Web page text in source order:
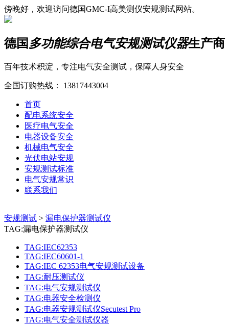
傍晚好，欢迎访问德国GMC-I高美测仪安规测试网站。
德国 多功能综合电气安规测试仪器生产商
百年技术积淀，专注电气安全测试，保障人身安全
全国订购热线： 13817443004
首页
配电系统安全
医疗电气安全
电器设备安全
机械电气安全
光伏电站安规
安规测试标准
电气安规常识
联系我们
安规测试 > 漏电保护器测试仪
TAG:漏电保护器测试仪
TAG:IEC62353
TAG:IEC60601-1
TAG:IEC 62353电气安规测试设备
TAG:耐压测试仪
TAG:电气安规测试仪
TAG:电器安全检测仪
TAG:电器安规测试仪Secutest Pro
TAG:电气安全测试仪器